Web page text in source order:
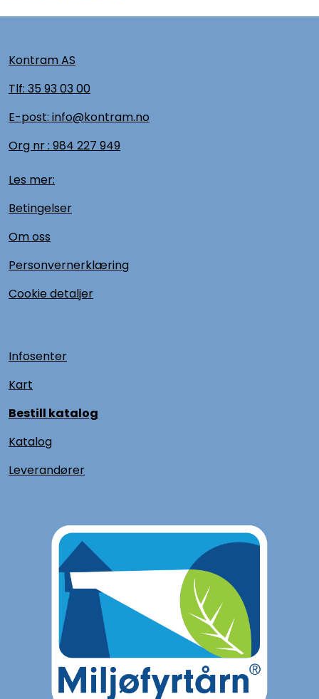
Kontram AS
Tlf: 35 93 03 00
E-post: info@kontram.no
Org nr : 984 227 949
Les mer:
Betingelser
Om oss
Personvernerklæring
Cookie detaljer
Infosenter
Kart
Bestill katalog
Katalog
Leverandører